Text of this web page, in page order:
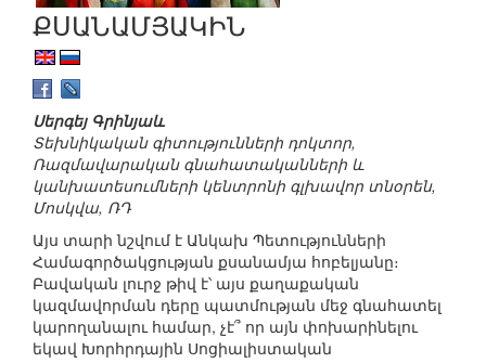
ՔՍԱՆԱՄՅԱԿԻՆ
Սերգեյ Գրինյաև
Տեխնիկական գիտությունների դոկտոր,
Ռազմավարական գնահատականների և
կանխատեսումների կենտրոնի գլխավոր տնօրեն,
Մոսկվա, ՌԴ
Այս տարի նշվում է Անկախ Պետությունների
Համագործակցության քսանամյա հոբելյանը։
Բավական լուրջ թիվ է՝ այս քաղաքական
կազմավորման դերը պատմության մեջ գնահատել
կարողանալու համար, չէ՞ որ այն փոխարինելու
եկավ Խորհրդային Սոցիալիստական